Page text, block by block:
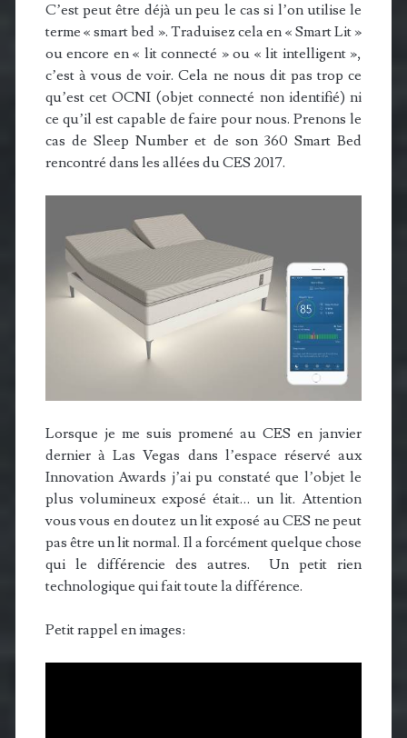
C’est peut être déjà un peu le cas si l’on utilise le
terme « smart bed ». Traduisez cela en « Smart Lit »
ou encore en « lit connecté » ou « lit intelligent »,
c’est à vous de voir. Cela ne nous dit pas trop ce
qu’est cet OCNI (objet connecté non identifié) ni
ce qu’il est capable de faire pour nous. Prenons le
cas de Sleep Number et de son 360 Smart Bed
rencontré dans les allées du CES 2017.
Lorsque je me suis promené au CES en janvier
dernier à Las Vegas dans l’espace réservé aux
Innovation Awards j’ai pu constaté que l’objet le
plus volumineux exposé était… un lit. Attention
vous vous en doutez un lit exposé au CES ne peut
pas être un lit normal. Il a forcément quelque chose
qui le différencie des autres. Un petit rien
technologique qui fait toute la différence.
Petit rappel en images: